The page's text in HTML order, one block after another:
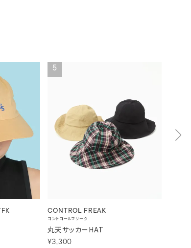
5
CONTROL FREAK
コントロールフリーク
丸天サッカーHAT
¥3,300